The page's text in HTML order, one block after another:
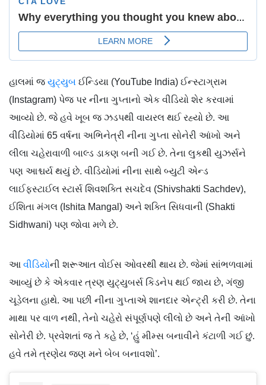
હાલમાં જ યુટ્યુબ ઈન્ડિયા (YouTube India) ઈન્સ્ટાગ્રામ
(Instagram) પેજ પર નીના ગુપ્તાનો એક વીડિયો શેર કરવામાં
આવ્યો છે. જે હવે ખૂબ જ ઝડપથી વાયરલ થઈ રહ્યો છે. આ
વીડિયોમાં 65 વર્ષના અભિનેત્રી નીના ગુપ્તા સોનેરી આંખો અને
લીલા ચહેરાવાળી બાલ્ડ ડાકણ બની ગઈ છે. તેના લુકથી યુઝર્સને
પણ આશ્ચર્ય થયું છે. વીડિયોમાં નીના સાથે બ્યુટી એન્ડ
લાઈફસ્ટાઈલ સ્ટાર્સ શિવશક્તિ સચદેવ (Shivshakti Sachdev),
ઈશિતા મંગલ (Ishita Mangal) અને શક્તિ સિધવાની (Shakti
Sidhwani) પણ જોવા મળે છે.
આ વીડિયોની શરૂઆત વોઈસ ઓવરથી થાય છે. જેમાં સાંભળવામાં
આવ્યું છે કે એકવાર ત્રણ યુટ્યુબર્સ કિડનેપ થઈ જાય છે, ગંજી
ચૂડેલના હાથે. આ પછી નીના ગુપ્તાએ શાનદાર એન્ટ્રી કરી છે. તેના
માથા પર વાળ નથી, તેનો ચહેરો સંપૂર્ણપણે લીલો છે અને તેની આંખો
સોનેરી છે. પ્રવેશતાં જ તે કહે છે, ‘હું મીમ્સ બનાવીને કંટાળી ગઈ છું.
હવે તમે ત્રણેય જણ મને બેબ બનાવશો’.